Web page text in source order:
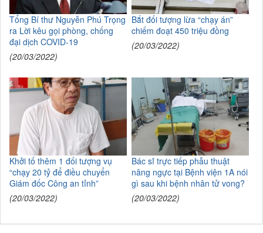
Tổng Bí thư Nguyễn Phú Trọng
ra Lời kêu gọi phòng, chống
đại dịch COVID-19
(20/03/2022)
Bắt đối tượng lừa “chạy án”
chiếm đoạt 450 triệu đồng
(20/03/2022)
Khởi tố thêm 1 đối tượng vụ
“chạy 20 tỷ để điều chuyển
Giám đốc Công an tỉnh”
(20/03/2022)
Bác sĩ trực tiếp phẫu thuật
nâng ngực tại Bệnh viện 1A nói
gì sau khi bệnh nhân tử vong?
(20/03/2022)